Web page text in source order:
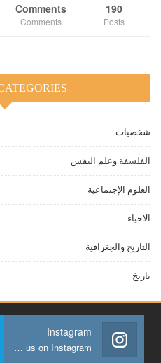
190
Posts
Comments
Comments
شخصيات
الفلسفة وعلم النفس
العلوم الإجتماعية
الاحياء
التاريخ والجغرافية
تاريخ
Instagram
Join us on Instagram